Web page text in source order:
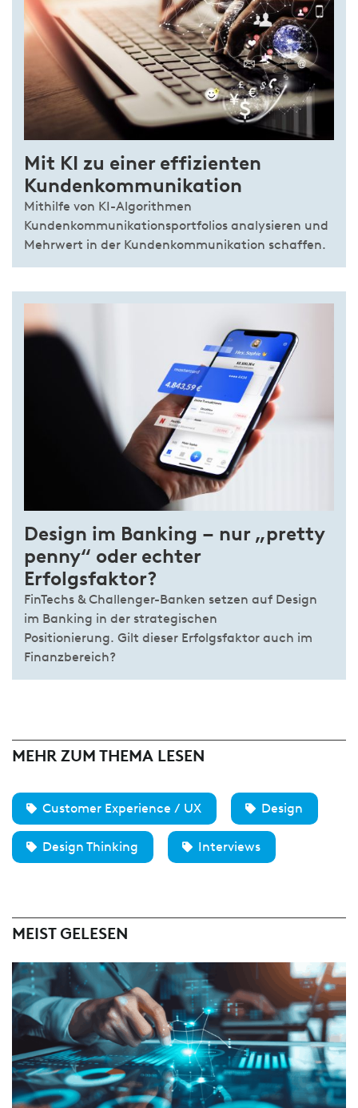
Mit KI zu einer effizienten
Kundenkommunikation
Mithilfe von KI-Algorithmen
Kundenkommunikationsportfolios analysieren und
Mehrwert in der Kundenkommunikation schaffen.
Design im Banking – nur „pretty
penny“ oder echter
Erfolgsfaktor?
FinTechs & Challenger-Banken setzen auf Design
im Banking in der strategischen
Positionierung. Gilt dieser Erfolgsfaktor auch im
Finanzbereich?
MEHR ZUM THEMA LESEN
Customer Experience / UX Design
Design Thinking Interviews
MEIST GELESEN